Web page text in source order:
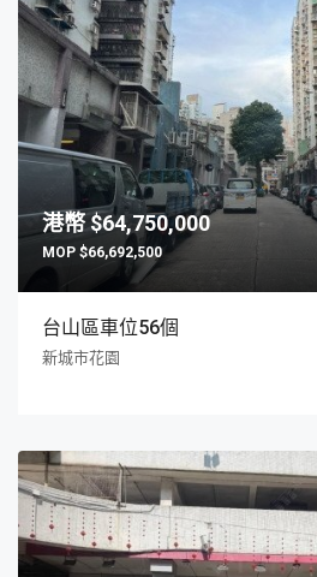
$64,750,000
$66,692,500
台山區車位56個
新城市花園